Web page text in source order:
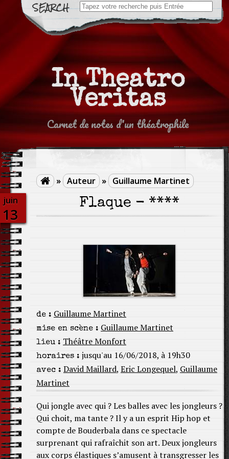
Search
for:
In Theatro
Veritas
Carnet de notes d'un théatrophile
 » Auteur » Guillaume Martinet
juin
13
Flaque - ****
de : Guillaume Martinet
mise en scène : Guillaume Martinet
lieu : Théâtre Monfort
horaires : jusqu'au 16/06/2018, à 19h30
avec : David Maillard, Eric Longequel, Guillaume
Martinet
Qui jongle avec qui ? Les balles avec les jongleurs ?
Qui choit, ma tante ? Il y a un esprit Hip hop et
compte de Bouderbala dans ce spectacle
surprenant qui rafraîchit son art. Deux jongleurs
aux corps élastiques s’amusent à transgresser les